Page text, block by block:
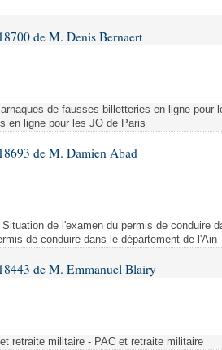
de M. Denis Bernaert
de fausses billetteries en ligne pour
en ligne pour les JO de Paris
de M. Damien Abad
de l'examen du permis de conduire
de conduire dans le département de l'Ain
de M. Emmanuel Blairy
retraite militaire - PAC et retraite militaire